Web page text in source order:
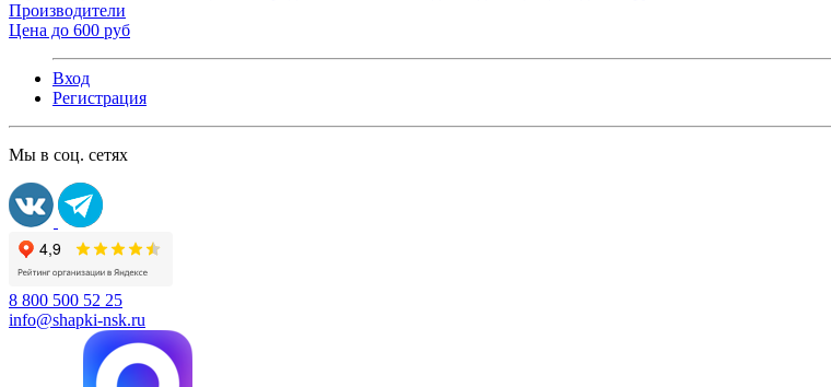
Производители
Цена до 600 руб
Вход
Регистрация
Мы в соц. сетях
8 800 500 52 25
info@shapki-nsk.ru